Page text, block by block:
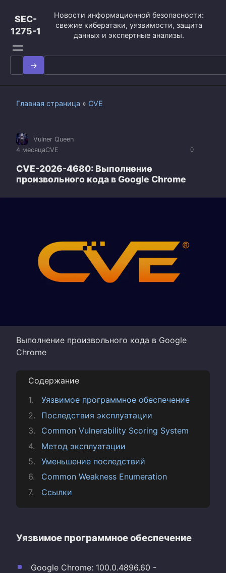
контенту
SEC-
1275-1
Новости информационной безопасности:
свежие кибератаки, уязвимости, защита
данных и экспертные анализы.
Search
for:
Главная страница » CVE
0
Vulner Queen
4 месяцаCVE
CVE-2026-4680: Выполнение
произвольного кода в Google Chrome
Выполнение произвольного кода в Google
Chrome
Содержание
Уязвимое программное обеспечение
Последствия эксплуатации
Common Vulnerability Scoring System
Метод эксплуатации
Уменьшение последствий
Common Weakness Enumeration
Ссылки
Уязвимое программное обеспечение
Google Chrome: 100.0.4896.60 -